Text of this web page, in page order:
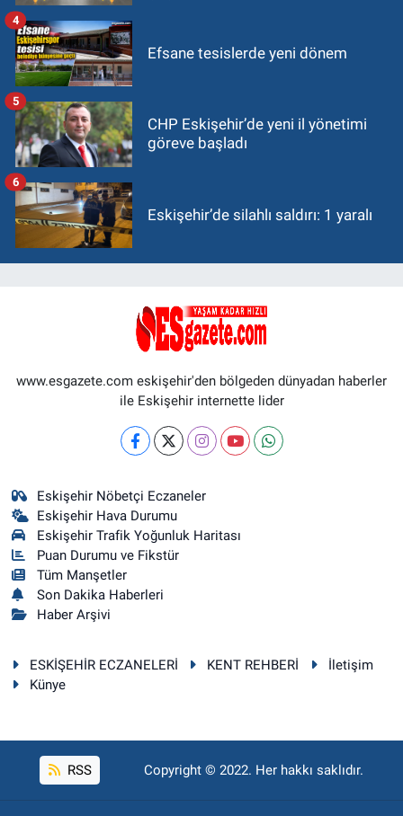
Efsane tesislerde yeni dönem
4
CHP Eskişehir’de yeni il yönetimi
göreve başladı
5
Eskişehir’de silahlı saldırı: 1 yaralı
6
www.esgazete.com eskişehir'den bölgeden dünyadan haberler
ile Eskişehir internette lider
Eskişehir Nöbetçi Eczaneler
Eskişehir Hava Durumu
Eskişehir Trafik Yoğunluk Haritası
Puan Durumu ve Fikstür
Tüm Manşetler
Son Dakika Haberleri
Haber Arşivi
ESKİŞEHİR ECZANELERİ KENT REHBERİ
İletişim
Künye
RSS Copyright © 2022. Her hakkı saklıdır.